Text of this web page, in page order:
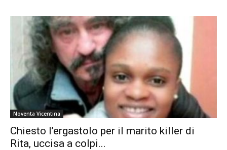
Noventa Vicentina
Chiesto l’ergastolo per il marito killer di
Rita, uccisa a colpi...